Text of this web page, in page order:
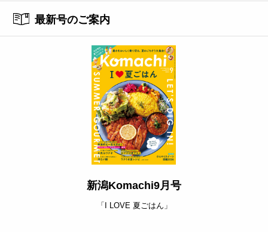
最新号のご案内
新潟Komachi9月号
「I LOVE 夏ごはん」